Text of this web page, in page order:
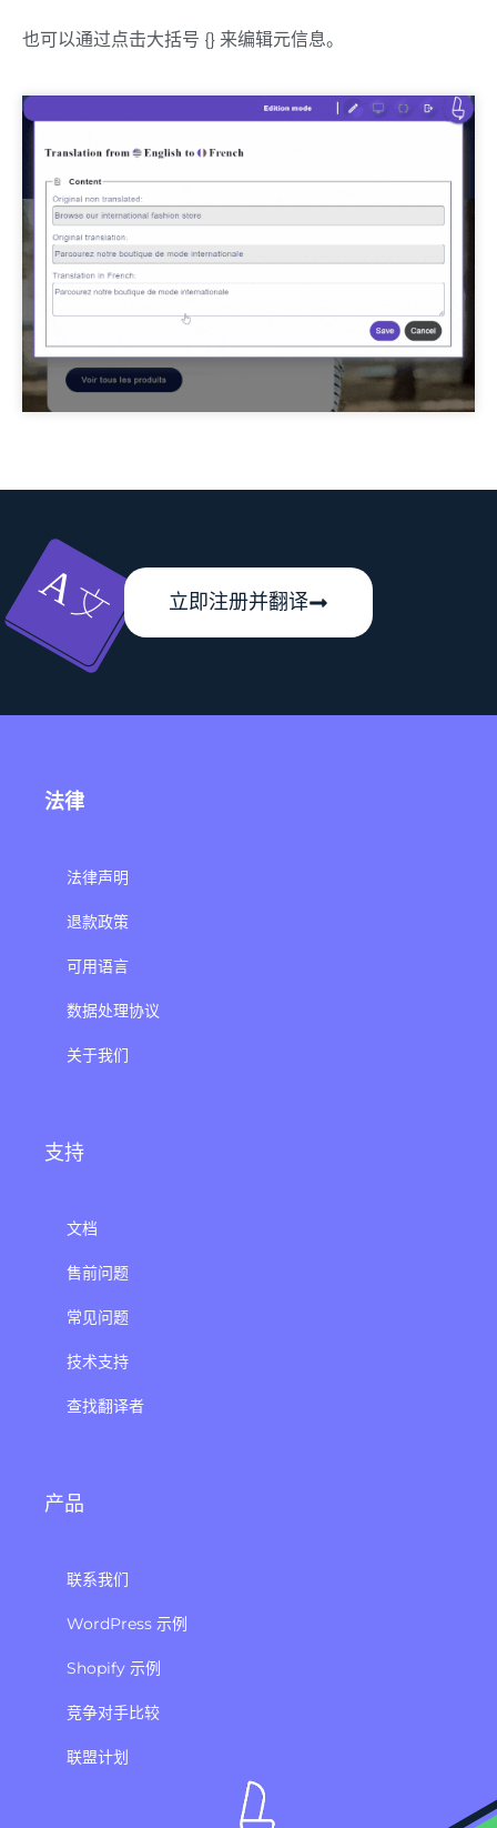
也可以通过点击大括号 {} 来编辑元信息。
立即注册并翻译
法律
法律声明
退款政策
可用语言
数据处理协议
关于我们
支持
文档
售前问题
常见问题
技术支持
查找翻译者
产品
联系我们
WordPress 示例
Shopify 示例
竞争对手比较
联盟计划